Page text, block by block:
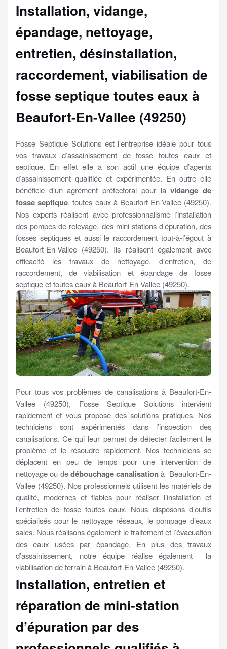
Installation, vidange,
épandage, nettoyage,
entretien, désinstallation,
raccordement, viabilisation de
fosse septique toutes eaux à
Beaufort-En-Vallee (49250)
Fosse Septique Solutions est l’entreprise idéale pour tous
vos travaux d’assainissement de fosse toutes eaux et
septique. En effet elle a son actif une équipe d’agents
d’assainissement qualifiée et expérimentée. En outre elle
bénéficie d’un agrément préfectoral pour lavidange de
fosse septique, toutes eaux à Beaufort-En-Vallee (49250).
Nos experts réalisent avec professionnalisme l’installation
des pompes de relevage, des mini stations d’épuration, des
fosses septiques et aussi le raccordement tout-à-l’égout à
Beaufort-En-Vallee (49250). Ils réalisent également avec
efficacité les travaux de nettoyage, d’entretien, de
raccordement, de viabilisation et épandage de fosse
septique et toutes eaux à Beaufort-En-Vallee (49250).
Pour tous vos problèmes de canalisations à Beaufort-En-
Vallee (49250), Fosse Septique Solutions intervient
rapidement et vous propose des solutions pratiques. Nos
techniciens sont expérimentés dans l’inspection des
canalisations. Ce qui leur permet de détecter facilement le
problème et le résoudre rapidement. Nos techniciens se
déplacent en peu de temps pour une intervention de
nettoyage ou dedébouchage canalisationà Beaufort-En-
Vallee (49250). Nos professionnels utilisent les matériels de
qualité, modernes et fiables pour réaliser l’installation et
l’entretien de fosse toutes eaux. Nous disposons d’outils
spécialisés pour le nettoyage réseaux, le pompage d’eaux
sales. Nous réalisons également le traitement et l’évacuation
des eaux usées par épandage. En plus des travaux
d’assainissement, notre équipe réalise également la
viabilisation de terrain à Beaufort-En-Vallee (49250).
Installation, entretien et
réparation de mini-station
d’épuration par des